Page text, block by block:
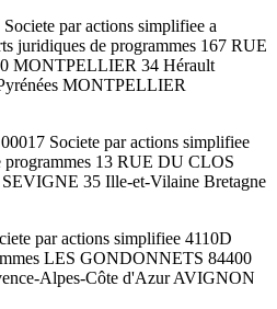
par actions simplifiee a
juridiques de programmes 167 RUE
MONTPELLIER 34 Hérault
MONTPELLIER
Societe par actions simplifiee
programmes 13 RUE DU CLOS
35 Ille-et-Vilaine Bretagne
par actions simplifiee 4110D
LES GONDONNETS 84400
Alpes-Côte d'Azur AVIGNON